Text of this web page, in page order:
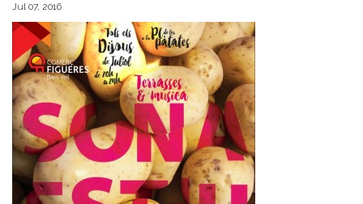
Jul 07, 2016